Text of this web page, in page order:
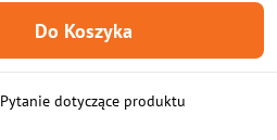
Do Koszyka
Pytanie dotyczące produktu